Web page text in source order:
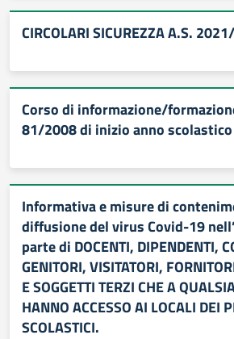
CIRCOLARI SICUREZZA A.S.
Corso di informazione/
81/2008 di inizio anno scolastico
Informativa e misure di
diffusione del virus Covid-19
parte di DOCENTI, DIPENDENTI,
GENITORI, VISITATORI,
E SOGGETTI TERZI CHE A
HANNO ACCESSO AI LOCALI DEI
SCOLASTICI.